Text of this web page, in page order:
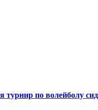
турнир по волейболу